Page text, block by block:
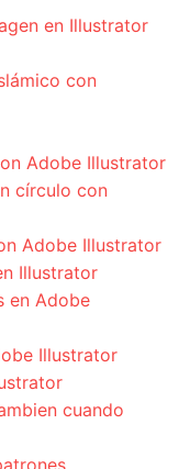
en Illustrator
con
Adobe Illustrator
círculo con
Adobe Illustrator
Illustrator
en Adobe
Illustrator
cuando